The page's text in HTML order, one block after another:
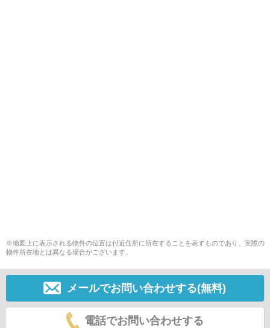
※地図上に表示される物件の位置は付近住所に所在することを表すものであり、実際の
物件所在地とは異なる場合がございます。
メールでお問い合わせする(無料)
電話でお問い合わせする